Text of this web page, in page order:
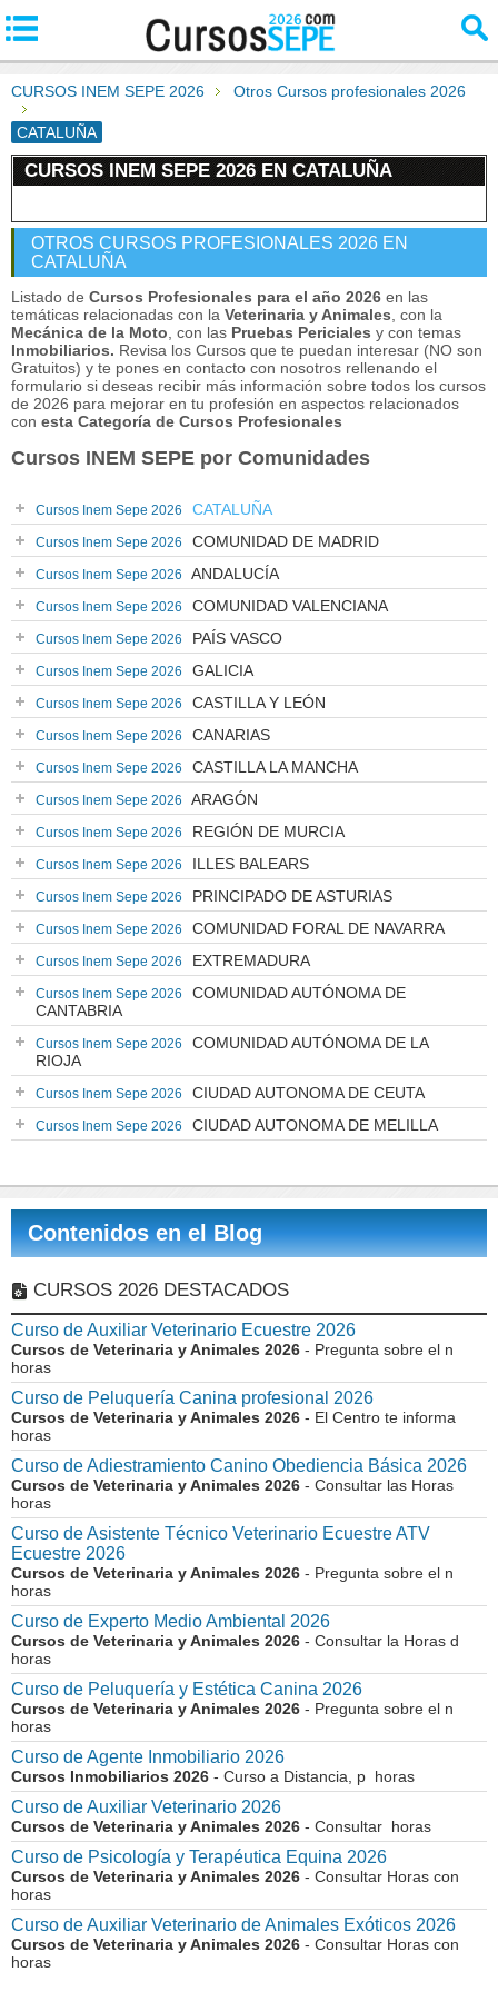
CURSOS INEM SEPE 2026 Otros Cursos profesionales 2026
CATALUÑA
CURSOS INEM SEPE 2026 EN CATALUÑA
OTROS CURSOS PROFESIONALES 2026 EN
CATALUÑA
Listado de Cursos Profesionales para el año 2026 en las
temáticas relacionadas con la Veterinaria y Animales , con la
Mecánica de la Moto , con las Pruebas Periciales y con temas
Inmobiliarios. Revisa los Cursos que te puedan interesar (NO son
Gratuitos) y te pones en contacto con nosotros rellenando el
formulario si deseas recibir más información sobre todos los cursos
de 2026 para mejorar en tu profesión en aspectos relacionados
con esta Categoría de Cursos Profesionales
Cursos INEM SEPE por Comunidades
Cursos Inem Sepe 2026 CATALUÑA
Cursos Inem Sepe 2026 COMUNIDAD DE MADRID
Cursos Inem Sepe 2026 ANDALUCÍA
Cursos Inem Sepe 2026 COMUNIDAD VALENCIANA
Cursos Inem Sepe 2026 PAÍS VASCO
Cursos Inem Sepe 2026 GALICIA
Cursos Inem Sepe 2026 CASTILLA Y LEÓN
Cursos Inem Sepe 2026 CANARIAS
Cursos Inem Sepe 2026 CASTILLA LA MANCHA
Cursos Inem Sepe 2026 ARAGÓN
Cursos Inem Sepe 2026 REGIÓN DE MURCIA
Cursos Inem Sepe 2026 ILLES BALEARS
Cursos Inem Sepe 2026 PRINCIPADO DE ASTURIAS
Cursos Inem Sepe 2026 COMUNIDAD FORAL DE NAVARRA
Cursos Inem Sepe 2026 EXTREMADURA
Cursos Inem Sepe 2026
COMUNIDAD AUTÓNOMA DE
CANTABRIA
Cursos Inem Sepe 2026
COMUNIDAD AUTÓNOMA DE LA
RIOJA
Cursos Inem Sepe 2026 CIUDAD AUTONOMA DE CEUTA
Cursos Inem Sepe 2026 CIUDAD AUTONOMA DE MELILLA
Contenidos en el Blog
CURSOS 2026 DESTACADOS
Curso de Auxiliar Veterinario Ecuestre 2026
Cursos de Veterinaria y Animales 2026 - Pregunta sobre el n
horas
Curso de Peluquería Canina profesional 2026
Cursos de Veterinaria y Animales 2026 - El Centro te informa
horas
Curso de Adiestramiento Canino Obediencia Básica 2026
Cursos de Veterinaria y Animales 2026 - Consultar las Horas
horas
Curso de Asistente Técnico Veterinario Ecuestre ATV
Ecuestre 2026
Cursos de Veterinaria y Animales 2026 - Pregunta sobre el n
horas
Curso de Experto Medio Ambiental 2026
Cursos de Veterinaria y Animales 2026 - Consultar la Horas d
horas
Curso de Peluquería y Estética Canina 2026
Cursos de Veterinaria y Animales 2026 - Pregunta sobre el n
horas
Curso de Agente Inmobiliario 2026
Cursos Inmobiliarios 2026 - Curso a Distancia, p horas
Curso de Auxiliar Veterinario 2026
Cursos de Veterinaria y Animales 2026 - Consultar horas
Curso de Psicología y Terapéutica Equina 2026
Cursos de Veterinaria y Animales 2026 - Consultar Horas con
horas
Curso de Auxiliar Veterinario de Animales Exóticos 2026
Cursos de Veterinaria y Animales 2026 - Consultar Horas con
horas